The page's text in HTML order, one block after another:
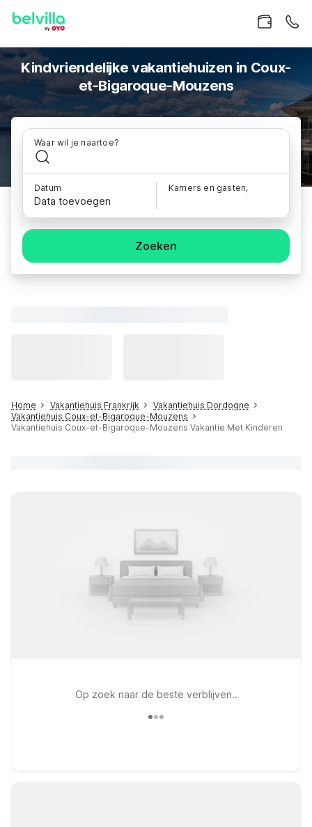
Kindvriendelijke vakantiehuizen in Coux-
et-Bigaroque-Mouzens
Waar wil je naartoe?
Datum
Data toevoegen
Kamers en gasten,
Zoeken
Home Vakantiehuis Frankrijk
Vakantiehuis Dordogne
Vakantiehuis Coux-et-Bigaroque-Mouzens
Vakantiehuis Coux-et-Bigaroque-Mouzens Vakantie Met Kinderen
Op zoek naar de beste verblijven..